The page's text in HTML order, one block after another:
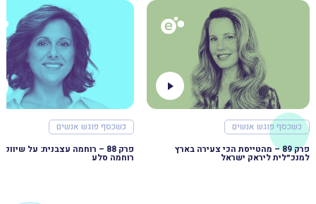
כשכסף פוגש אנשים
פרק 89 – מהטייסת הכי צעירה בארץ
למנכ״לית ליראק ישראל
כשכסף פוגש אנשים
רוחמה סלע